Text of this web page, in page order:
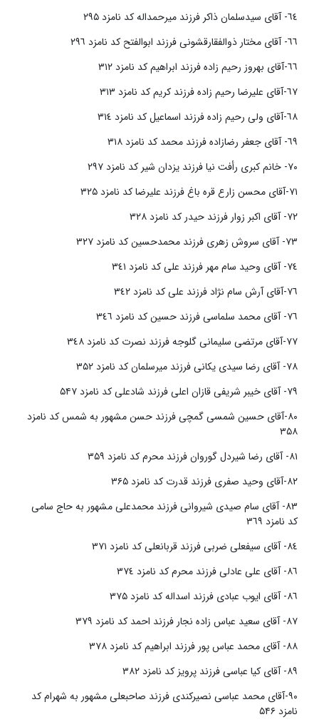
٦٤- آقای سیدسلمان ذاکر فرزند میرحمداله کد نامزد ۲۹۵
٦٦- آقای مختار ذوالفقارقشونی فرزند ابوالفتح کد نامزد ٢٩٦
٦٦-آقای بهروز رحیم زاده فرزند ابراهیم کد نامزد ٣١٢
٦٧-آقای علیرضا رحیم زاده فرزند کریم کد نامزد ٣١٣
٦٨-آقای ولی رحیم زاده فرزند اسماعیل کد نامزد ٣١٤
٦٩- آقای جعفر رضازاده فرزند محمد کد نامزد ٣١٨
٧٠- خانم کبری رأفت نیا فرزند یزدان شیر کد نامزد ٢٩٧
٧١-آقای محسن زارع قره باغ فرزند علیرضا کد نامزد ۳۲۵
٧٢- آقای اکبر زوار فرزند حیدر کد نامزد ٣٢٨
٧٣- آقای سروش زهری فرزند محمدحسین کد نامزد ٣٢٧
٧٤- آقای وحید سام مهر فرزند علی کد نامزد ٣٤١
٧٦-آقای آرش سام نژاد فرزند علی کد نامزد ٣٤٢
٧٦- آقای محمد سلماسی فرزند حسین کد نامزد ٣٤٦
٧٧-آقای مرتضی سلیمانی گلوجه فرزند نصرت کد نامزد ٣٤٨
٧٨- آقای رضا سیدی یکانی فرزند میرسلمان کد نامزد ۳۵۲
٧٩- آقای خیبر شریفی قازان اعلی فرزند شادعلی کد نامزد ۵۴۷
٨٠-آقای حسین شمسی گمچی فرزند حسن مشهور به شمس کد نامزد
۳۵۸
٨١- آقای رضا شیردل گوروان فرزند محرم کد نامزد ۳۵۹
٨٢-آقای وحید صفری فرزند قدرت کد نامزد ۳۶۵
٨٣- آقای سام صیدی شیروانی فرزند محمدعلی مشهور به حاج سامی
کد نامزد ٣٦٩
٨٤- آقای سیفعلی ضربی فرزند قربانعلی کد نامزد ٣٧١
٨٦- آقای علی عادلی فرزند محرم کد نامزد ٣٧٤
٨٦- آقای ایوب عبادی فرزند اسداله کد نامزد ۳۷۵
٨٧- آقای سعید عباس زاده نجار فرزند احمد کد نامزد ٣٧٩
٨٨- آقای محمد عباس پور فرزند ابراهیم کد نامزد ٣٧٨
٨٩- آقای کیا عباسی فرزند پرویز کد نامزد ٣٨٢
٩٠-آقای محمد عباسی نصیرکندی فرزند صاحبعلی مشهور به شهرام کد
نامزد ۵۴۶